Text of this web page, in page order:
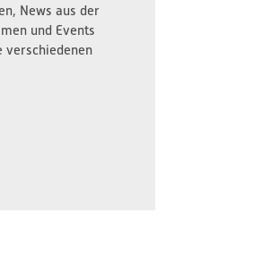
News aus der
und Events
verschiedenen